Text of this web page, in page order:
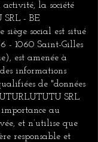
activité, la société
- BE
siège social est situé
- 1060 Saint-Gilles
est amenée à
informations
de "données
SRL
au
et n’utilise que
responsable et